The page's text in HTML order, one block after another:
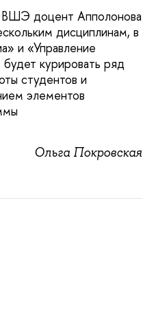
доцент Апполонова
дисциплинам, в
и «Управление
курировать ряд
студентов и
элементов
Ольга Покровская